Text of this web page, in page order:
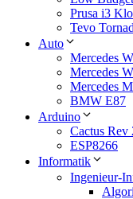
Prusa i3
Tevo
Auto
Mercedes
Mercedes
Mercedes
BMW E87
Arduino
Cactus Rev
ESP8266
Informatik
Ingenieur-